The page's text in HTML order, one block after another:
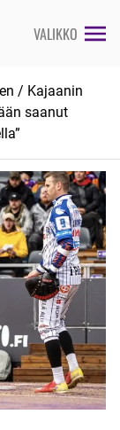
VALIKKO
/ Kajaanin
saanut